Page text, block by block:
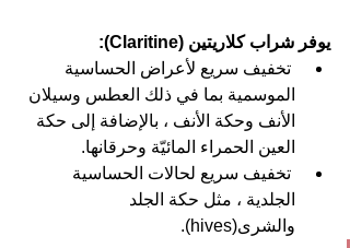
يوفر شراب كلاريتين (Claritine):
تخفيف سريع لأعراض الحساسية
الموسمية بما في ذلك العطس وسيلان
الأنف وحكة الأنف ، بالإضافة إلى حكة
العين الحمراء المائيّة وحرقانها.
تخفيف سريع لحالات الحساسية
الجلدية ، مثل حكة الجلد
والشرى(hives).